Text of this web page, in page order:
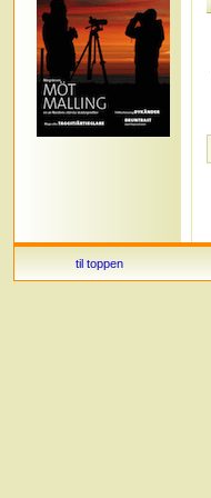
til toppen